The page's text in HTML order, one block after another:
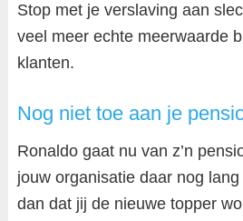
Stop met je verslaving aan
veel meer echte meerwaarde
klanten.
Nog niet toe aan je
Ronaldo gaat nu van z’n
jouw organisatie daar nog
dan dat jij de nieuwe topper